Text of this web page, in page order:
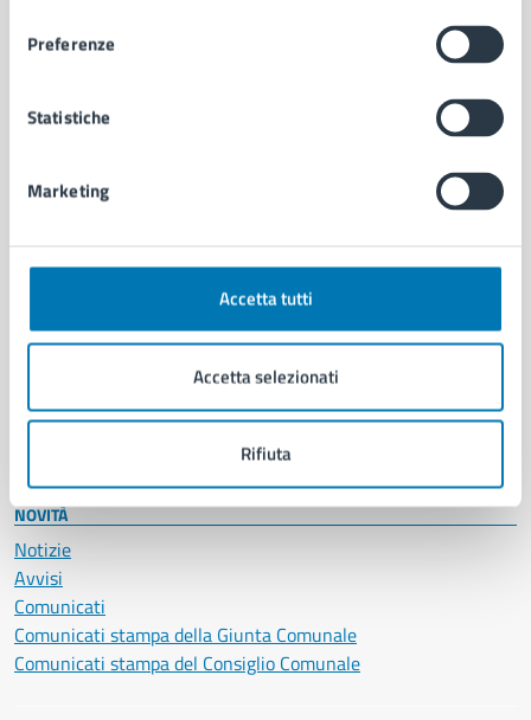
Preferenze
Statistiche
Marketing
Accetta tutti
Accetta selezionati
Rifiuta
Intranet, posta aziendale e protocollo
CATEGORIE DI SERVIZIO
Anagrafe e stato civile
Autorizzazioni
Documenti e certificati
Imprese e commercio
Salute, benessere e assistenza
Servizi Cimiteriali
Vita lavorativa
NOVITÀ
Notizie
Avvisi
Comunicati
Comunicati stampa della Giunta Comunale
Comunicati stampa del Consiglio Comunale